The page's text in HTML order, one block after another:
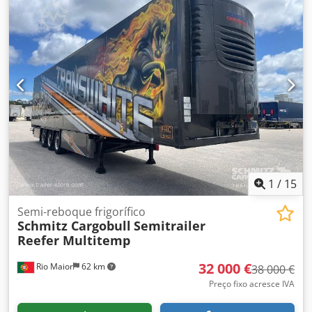
do espaço de carga:
90 m³, suspensão:ar , tamanho do
pneu:385/55 R22,5 , Ano de fabrico: 2017
, Equipamento:
ABS, Tara: 9430 kg, Peso bruto admissível: 35000 kg,
Certificado DIN EN 12642 (código XL), Espaço de carga (C x
L x A): 13.410 mm x 2.490 mm x 2.700 mm, Dimensão do
pneu: 385/55 R22.5, Volume do espaço de carga: 90 m³, 1º
eixo: , 2º eixo: , 3º eixo: , Suspensão pneumática, Proteção
contra o encaixe, Eixo elevatório, Plataforma para paletes,
Sistema de travagem eletrónico EBS, Suporte para extintor
de incêndio, Registador de temperatura, Dois pisos,
Odômetro, Conector de ligação 1x15 e 2x7 pinos,
Antissalpicaduras, Jantes de liga leve, Sistema de
telemática. Crjdpfezp Tbqox Aprof
1 / 15
Rio Maior 62 km
Semi-reboque frigorífico
Schmitz Cargobull Semitrailer
Reefer Multitemp
32 000 €38 000 €
Preço fixo acresce IVA